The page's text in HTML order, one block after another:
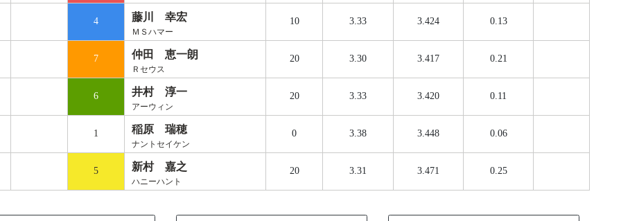
4 藤川 幸宏
ＭＳハマー
10 3.33 3.424 0.13
7 仲田 恵一朗
Ｒセウス
20 3.30 3.417 0.21
6 井村 淳一
アーウィン
20 3.33 3.420 0.11
1 稲原 瑞穂
ナントセイケン
0 3.38 3.448 0.06
5 新村 嘉之
ハニーハント
20 3.31 3.471 0.25